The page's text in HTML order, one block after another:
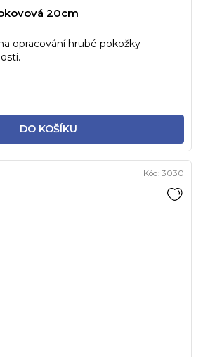
20cm
DO KOŠÍKU
opracování hrubé pokožky
Kód: 3030